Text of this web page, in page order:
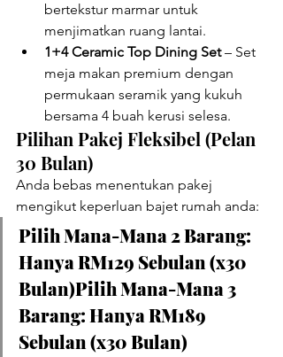
bertekstur marmar untuk
menjimatkan ruang lantai.
1+4 Ceramic Top Dining Set – Set
meja makan premium dengan
permukaan seramik yang kukuh
bersama 4 buah kerusi selesa.
Pilihan Pakej Fleksibel (Pelan
30 Bulan)
Anda bebas menentukan pakej
mengikut keperluan bajet rumah anda:
Pilih Mana-Mana 2 Barang:
Hanya RM129 Sebulan (x30
Bulan)Pilih Mana-Mana 3
Barang: Hanya RM189
Sebulan (x30 Bulan)